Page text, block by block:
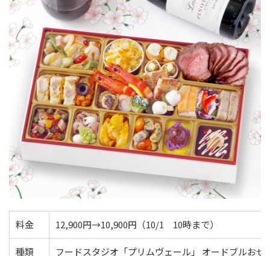
料金 12,900円→10,900円（10/1 10時まで）
種類 フードスタジオ「プリムヴェール」 オードブルおせ